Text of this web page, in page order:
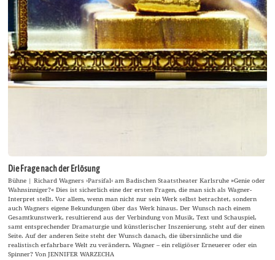
Die Frage nach der Erlösung
Bühne | Richard Wagners ›Parsifal‹ am Badischen Staatstheater Karlsruhe »Genie oder
Wahnsinniger?« Dies ist sicherlich eine der ersten Fragen, die man sich als Wagner-
Interpret stellt. Vor allem, wenn man nicht nur sein Werk selbst betrachtet, sondern
auch Wagners eigene Bekundungen über das Werk hinaus. Der Wunsch nach einem
Gesamtkunstwerk, resultierend aus der Verbindung von Musik, Text und Schauspiel,
samt entsprechender Dramaturgie und künstlerischer Inszenierung, steht auf der einen
Seite. Auf der anderen Seite steht der Wunsch danach, die übersinnliche und die
realistisch erfahrbare Welt zu verändern. Wagner – ein religiöser Erneuerer oder ein
Spinner? Von JENNIFER WARZECHA